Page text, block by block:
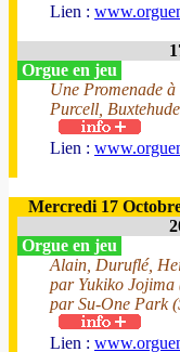
Lien :
Orgue en jeu
Une Promenade
Purcell,
Lien :
Mercredi 17
Orgue en jeu
Alain, Duruflé,
par Yukiko Jojima
par Su-One Park
Lien :